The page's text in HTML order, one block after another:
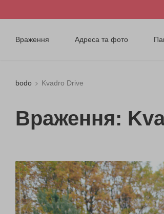
Враження Адреса та фото
bodo Kvadro Drive
Враження: